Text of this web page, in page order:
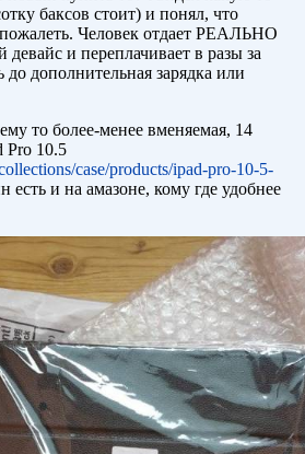
баксов стоит) и понял, что
пожалеть. Человек отдает РЕАЛЬНО
и переплачивает в разы за
дополнительная зарядка или
то более-менее вменяемая, 14
Pro 10.5
case/products/ipad-pro-10-5-
есть и на амазоне, кому где удобнее